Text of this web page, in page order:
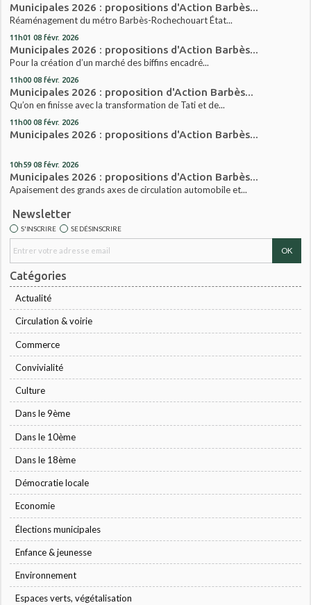
Municipales 2026 : propositions d'Action Barbès...
Réaménagement du métro Barbès-Rochechouart État...
11h01 08 févr. 2026
Municipales 2026 : propositions d'Action Barbès...
Pour la création d’un marché des biffins encadré...
11h00 08 févr. 2026
Municipales 2026 : proposition d'Action Barbès...
Qu’on en finisse avec la transformation de Tati et de...
11h00 08 févr. 2026
Municipales 2026 : propositions d'Action Barbès...
10h59 08 févr. 2026
Municipales 2026 : propositions d'Action Barbès...
Apaisement des grands axes de circulation automobile et...
Newsletter
S'INSCRIRE SE DÉSINSCRIRE
Catégories
Actualité
Circulation & voirie
Commerce
Convivialité
Culture
Dans le 9ème
Dans le 10ème
Dans le 18ème
Démocratie locale
Economie
Élections municipales
Enfance & jeunesse
Environnement
Espaces verts, végétalisation